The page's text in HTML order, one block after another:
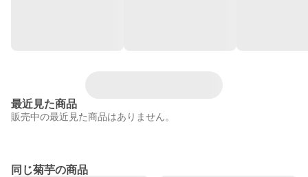
最近見た商品
販売中の最近見た商品はありません。
同じ菊芋の商品